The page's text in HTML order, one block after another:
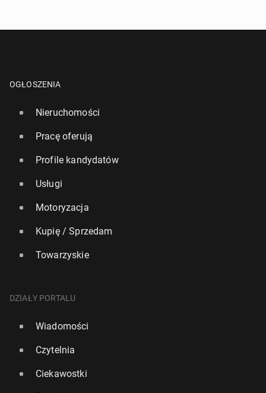
OGŁOSZENIA
Nieruchomości
Pracę oferują
Profile kandydatów
Usługi
Motoryzacja
Kupię / Sprzedam
Towarzyskie
DZIAŁY PORTALU
Wiadomości
Czytelnia
Ciekawostki